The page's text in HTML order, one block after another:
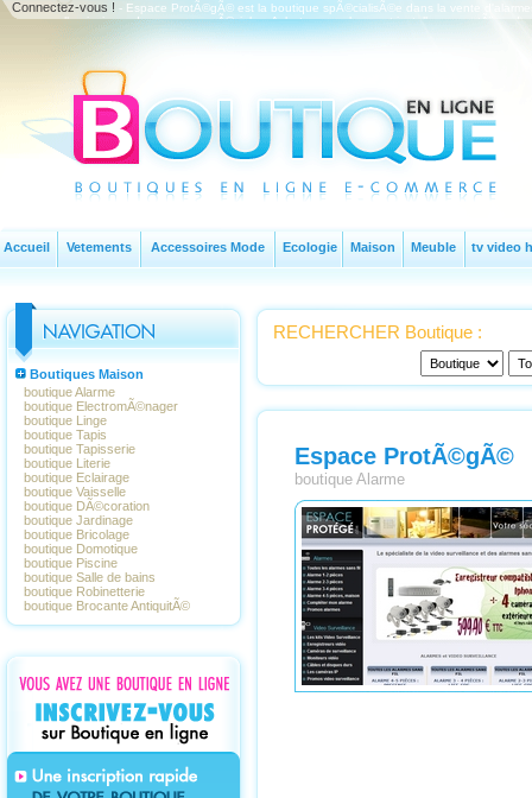
Connectez-vous ! - Espace ProtÃ©gÃ© est la boutique spÃ©cialisÃ©e dans la vente
personnelle ainsi que des serrures spÃ©ciales. Acheter une alarme et installer un systÃ¨me
sÃ©curitÃ© Espace ProtÃ©gÃ©.
Accueil Vetements Accessoires Mode Ecologie Maison Meuble tv video
Boutiques Maison
boutique Alarme
boutique ElectromÃ©nager
boutique Linge
boutique Tapis
boutique Tapisserie
boutique Literie
boutique Eclairage
boutique Vaisselle
boutique DÃ©coration
boutique Jardinage
boutique Bricolage
boutique Domotique
boutique Piscine
boutique Salle de bains
boutique Robinetterie
boutique Brocante AntiquitÃ©
RECHERCHER Boutique :
Espace ProtÃ©gÃ©
boutique Alarme